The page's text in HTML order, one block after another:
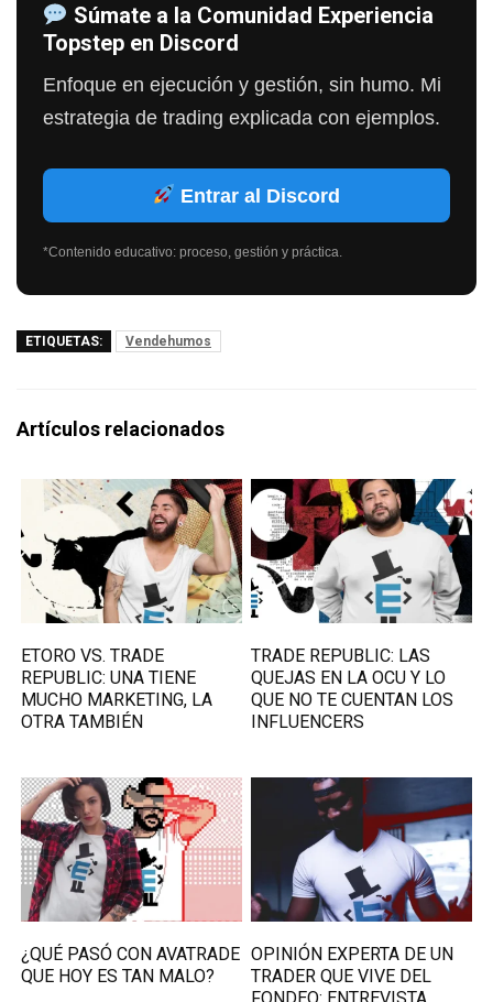
Súmate a la Comunidad Experiencia
Topstep en Discord
Enfoque en ejecución y gestión, sin humo. Mi
estrategia de trading explicada con ejemplos.
Entrar al Discord
*Contenido educativo: proceso, gestión y práctica.
ETIQUETAS: Vendehumos
Artículos relacionados
ETORO VS. TRADE
REPUBLIC: UNA TIENE
MUCHO MARKETING, LA
OTRA TAMBIÉN
TRADE REPUBLIC: LAS
QUEJAS EN LA OCU Y LO
QUE NO TE CUENTAN LOS
INFLUENCERS
¿QUÉ PASÓ CON AVATRADE
QUE HOY ES TAN MALO?
OPINIÓN EXPERTA DE UN
TRADER QUE VIVE DEL